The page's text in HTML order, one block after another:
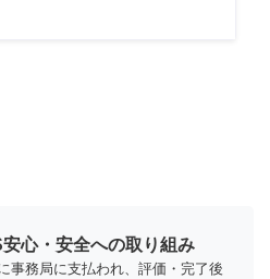
心・安全への取り組み
事務局に支払われ、評価・完了後